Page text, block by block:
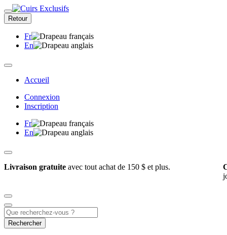
Retour
Fr
En
Accueil
Connexion
Inscription
Fr
En
Livraison gratuite avec tout achat de 150 $ et plus.
Rechercher